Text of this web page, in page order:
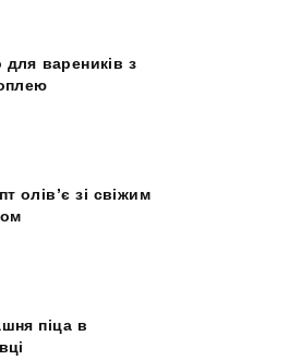
для вареників з
олів’є зі свіжим
піца в